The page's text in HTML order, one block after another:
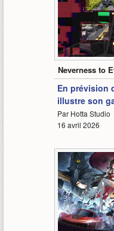
Neverness to
En prévision
illustre son
Par Hotta Studio
16 avril 2026